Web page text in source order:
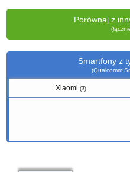
Porównaj z
Smartfony z
(Qualcomm
Xiaomi(3)